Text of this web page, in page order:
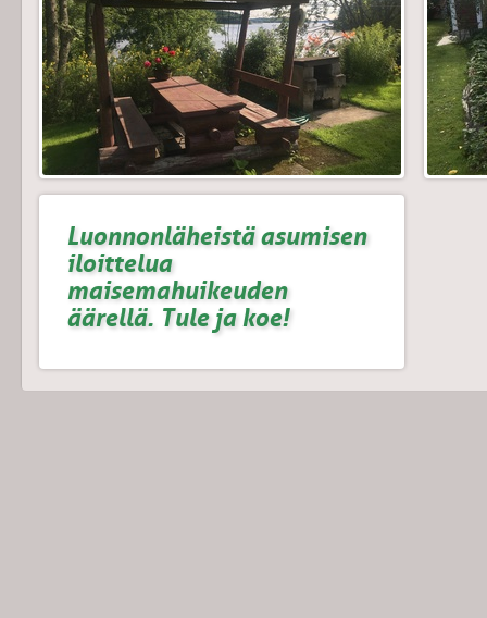
Luonnonläheistä asumisen
iloittelua
maisemahuikeuden
äärellä. Tule ja koe!